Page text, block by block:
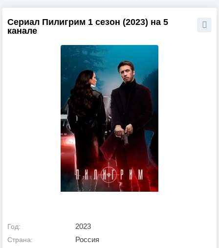
Сериал Пилигрим 1 сезон (2023) на 5
канале
Год: 2023
Страна: Россия